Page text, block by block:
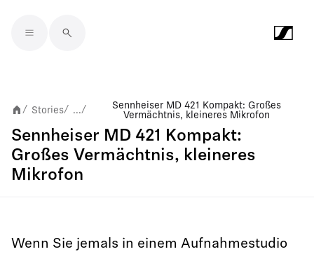
/ Stories/ .../
Sennheiser MD 421 Kompakt: Großes
Vermächtnis, kleineres Mikrofon
Sennheiser MD 421 Kompakt:
Großes Vermächtnis, kleineres
Mikrofon
Wenn Sie jemals in einem Aufnahmestudio